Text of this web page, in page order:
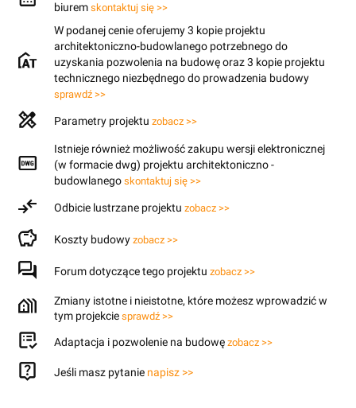
biurem skontaktuj się >>
W podanej cenie oferujemy 3 kopie projektu
architektoniczno-budowlanego potrzebnego do
uzyskania pozwolenia na budowę oraz 3 kopie projektu
technicznego niezbędnego do prowadzenia budowy
sprawdź >>
Parametry projektu zobacz >>
Istnieje również możliwość zakupu wersji elektronicznej
(w formacie dwg) projektu architektoniczno -
budowlanego skontaktuj się >>
Odbicie lustrzane projektu zobacz >>
Koszty budowy zobacz >>
Forum dotyczące tego projektu zobacz >>
Zmiany istotne i nieistotne, które możesz wprowadzić w
tym projekcie sprawdź >>
Adaptacja i pozwolenie na budowę zobacz >>
Jeśli masz pytanie napisz >>